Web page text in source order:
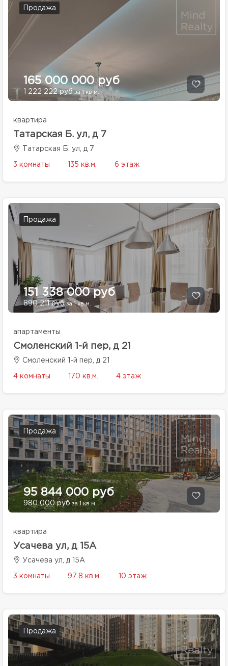
Продажа
165 000 000 руб
1 222 222 руб за 1 кв.м.
квартира
Татарская Б. ул, д 7
Татарская Б. ул, д 7
3 комнаты 135 кв.м. 6 этаж
Продажа
151 338 000 руб
890 211 рубза 1 кв.м.
апартаменты
Смоленский 1-й пер, д 21
Смоленский 1-й пер, д 21
4 комнаты 170 кв.м. 4 этаж
Продажа
95 844 000 руб
980 000 руб за 1 кв.м.
квартира
Усачева ул, д 15А
Усачева ул, д 15А
3 комнаты 97.8 кв.м. 10 этаж
Продажа